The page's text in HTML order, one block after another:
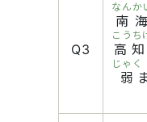
Q3
南海
なんか
高
こうち
弱
じゃく